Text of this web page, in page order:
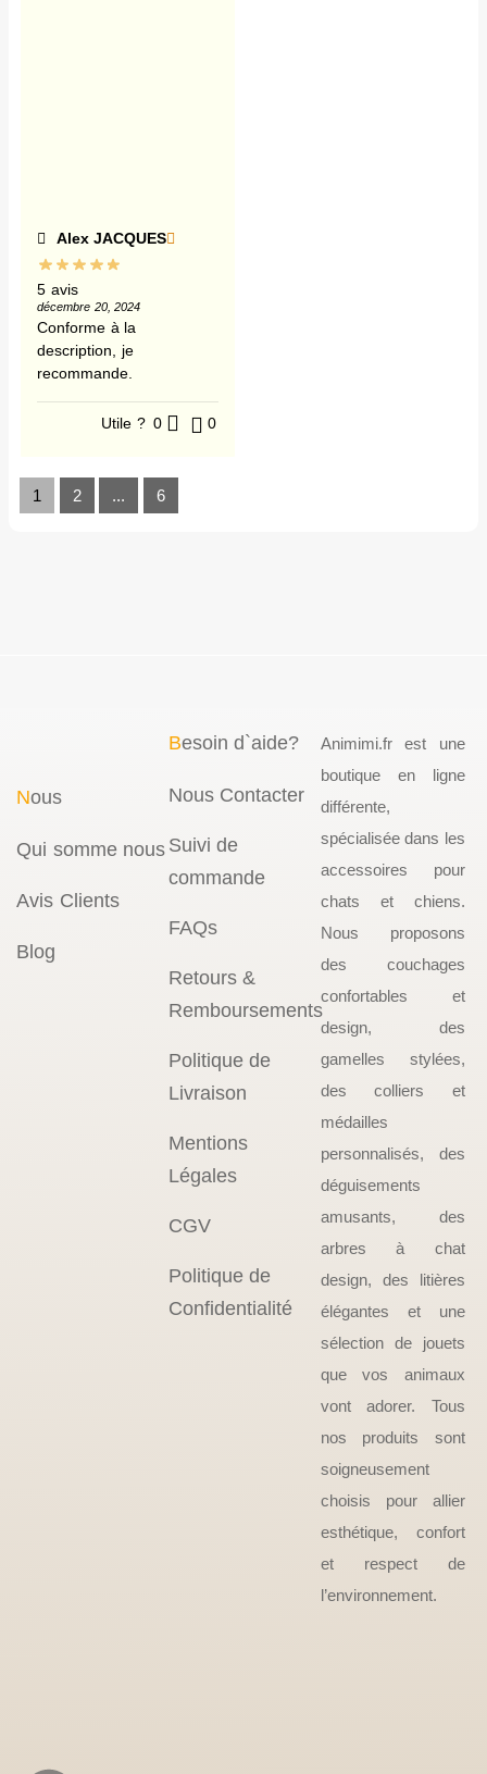
Alex JACQUES
5 avis
décembre 20, 2024
Conforme à la
description, je
recommande.
Utile ? 0 0
1 2 ... 6
Nous
Qui somme nous
Avis Clients
Blog
Besoin d`aide?
Nous Contacter
Suivi de
commande
FAQs
Retours &
Remboursements
Politique de
Livraison
Mentions
Légales
CGV
Politique de
Confidentialité
Animimi.fr est une
boutique en ligne
différente,
spécialisée dans les
accessoires pour
chats et chiens.
Nous proposons
des couchages
confortables et
design, des
gamelles stylées,
des colliers et
médailles
personnalisés, des
déguisements
amusants, des
arbres à chat
design, des litières
élégantes et une
sélection de jouets
que vos animaux
vont adorer. Tous
nos produits sont
soigneusement
choisis pour allier
esthétique, confort
et respect de
l’environnement.